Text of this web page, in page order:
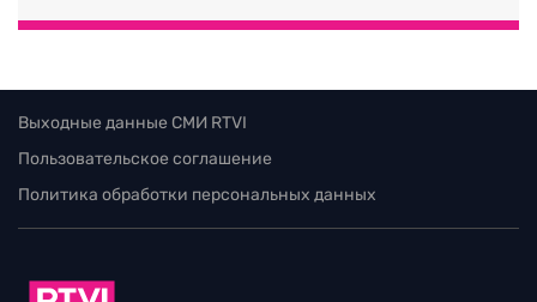
Выходные данные СМИ RTVI
Пользовательское соглашение
Политика обработки персональных данных